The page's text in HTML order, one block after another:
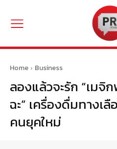
Home Business
ลองแล้วจะรัก “เมจิ
ฉะ” เครื่องดื่มทางเ
คนยุคใหม่